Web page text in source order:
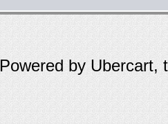
Powered by Ubercart,